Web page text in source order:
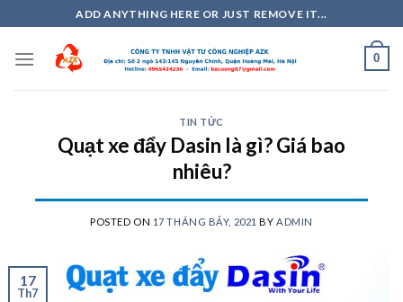
to
content
ADD ANYTHING HERE OR JUST REMOVE IT...
0
TIN TỨC
Quạt xe đẩy Dasin là gì? Giá bao
nhiêu?
POSTED ON 17 THÁNG BẢY, 2021 BY ADMIN
17
Th7